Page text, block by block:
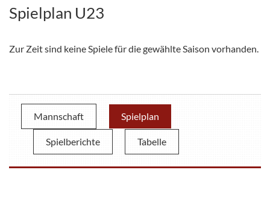
Spielplan U23
Zur Zeit sind keine Spiele für die gewählte Saison vorhanden.
Mannschaft Spielplan
Spielberichte Tabelle